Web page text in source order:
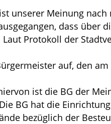
unserer Meinung
dass über
Protokoll der
auf, den
ist die BG der
BG hat die
bezüglich der